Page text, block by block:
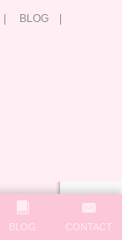
BLOG
BLOG CONTACT